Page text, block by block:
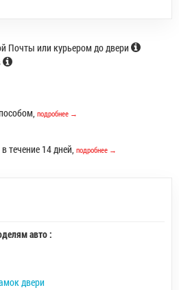
Почты или курьером до двери
подробнее →
течение 14 дней, подробнее →
авто :
двери